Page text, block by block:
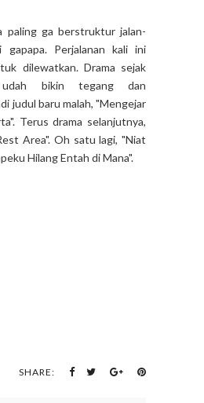
paling ga berstruktur jalan-
gapapa. Perjalanan kali ini
dilewatkan. Drama sejak
bikin tegang dan
judul baru malah, "Mengejar
Terus drama selanjutnya,
Area". Oh satu lagi, "Niat
Hilang Entah di Mana".
SHARE: